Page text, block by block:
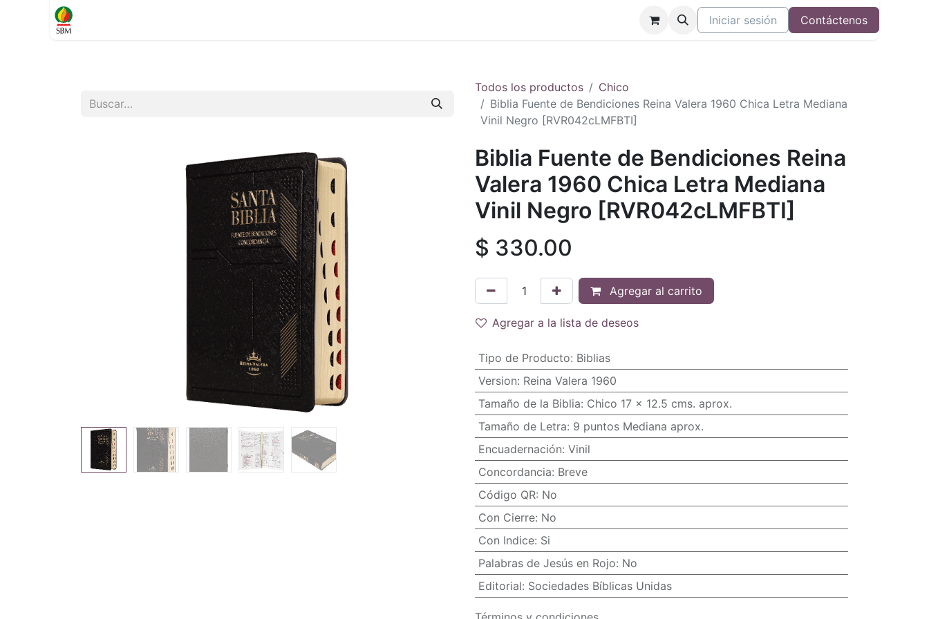
Iniciar sesión Contáctenos
Todos los productos
Chico
Biblia Fuente de Bendiciones Reina Valera 1960 Chica Letra Mediana
Vinil Negro [RVR042cLMFBTI]
Biblia Fuente de Bendiciones Reina
Valera 1960 Chica Letra Mediana
Vinil Negro [RVR042cLMFBTI]
$ 330.00
Agregar al carrito
Agregar a la lista de deseos
Tipo de Producto: Biblias
Version: Reina Valera 1960
Tamaño de la Biblia: Chico 17 x 12.5 cms. aprox.
Tamaño de Letra: 9 puntos Mediana aprox.
Encuadernación: Vinil
Concordancia: Breve
Código QR: No
Con Cierre: No
Con Indice: Si
Palabras de Jesús en Rojo: No
Editorial: Sociedades Bíblicas Unidas